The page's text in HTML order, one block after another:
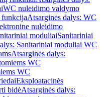
WC nuleidimo valdymo
funkcijaAtsarginės dalys: WC
nuleidimo
moduliaiSanitariniai
Sanitariniai moduliai WC
Atsarginės dalys:
WC
WC
Eksploatacinės
bidėAtsarginės dalys: